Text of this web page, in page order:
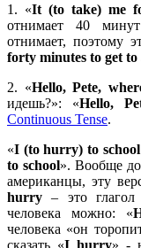
1. «It (to take) me
отнимает 40
отнимает, поэтому
forty minutes to get to
2. «Hello, Pete,
идешь?»: «Hello,
Continuous Tense.
«I (to hurry) to school
to school». Вообще
американцы, эту
hurry – это глагол
человека можно: «
человека «он
сказать «Ihurry» -